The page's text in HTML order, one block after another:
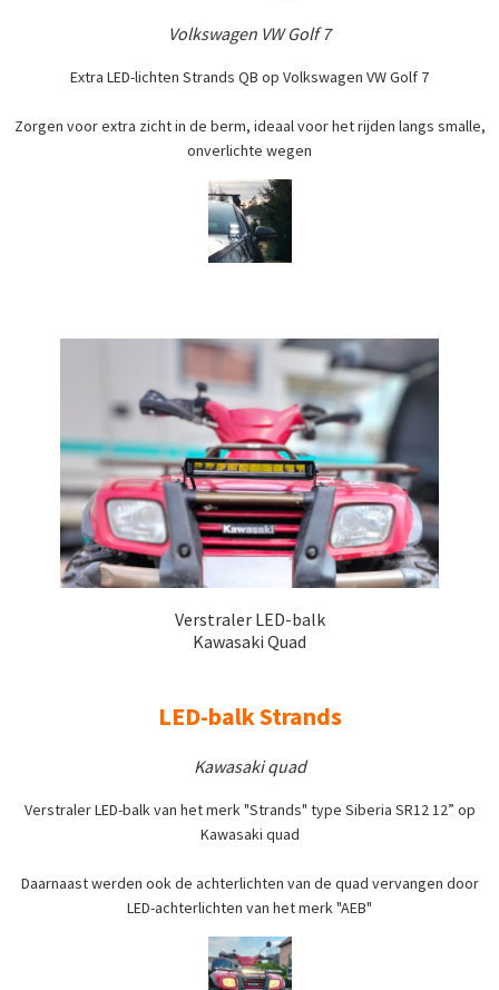
Volkswagen VW Golf 7
Extra LED-lichten Strands QB op Volkswagen VW Golf 7
Zorgen voor extra zicht in de berm, ideaal voor het rijden langs smalle,
onverlichte wegen
Verstraler LED-balk
Kawasaki Quad
LED-balk Strands
Kawasaki quad
Verstraler LED-balk van het merk "Strands" type Siberia SR12 12” op
Kawasaki quad
Daarnaast werden ook de achterlichten van de quad vervangen door
LED-achterlichten van het merk "AEB"